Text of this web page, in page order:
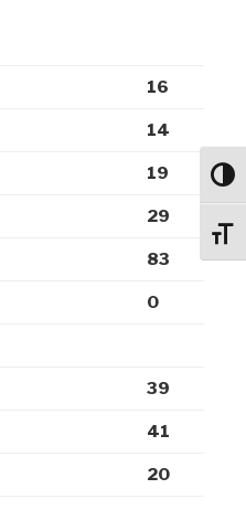
16
14
19
29
83
0
39
41
20